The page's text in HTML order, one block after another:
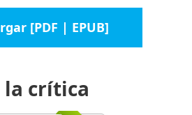
[PDF | EPUB]
la crítica